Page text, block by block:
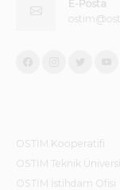
E-Posta
OSTİM Kooperatifi
OSTİM Teknik
OSTİM İstihdam Ofisi